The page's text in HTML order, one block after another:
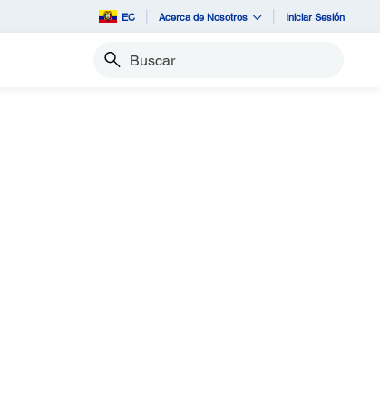
EC Acerca de Nosotros Iniciar Sesión
Buscar